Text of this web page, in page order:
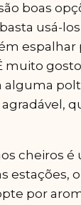
boas
usá-
espalhar
muito
alguma
cheiros é
estações,
por